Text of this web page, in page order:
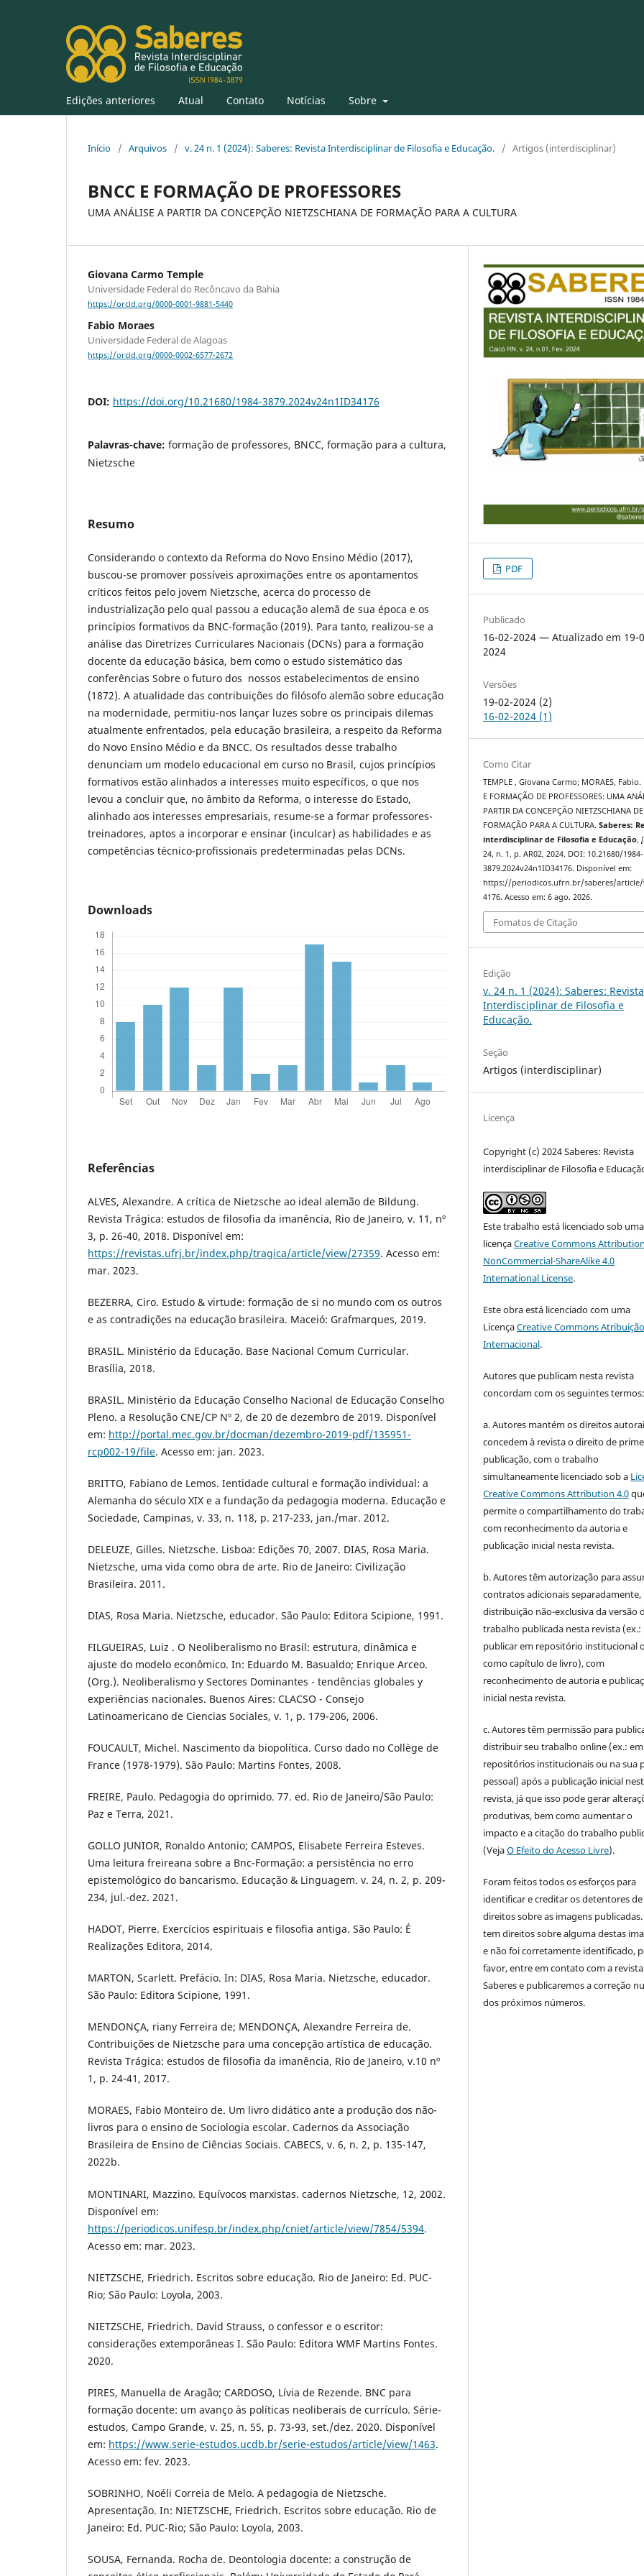
Edições anteriores Atual Contato Notícias Sobre
Início / Arquivos / v. 24 n. 1 (2024): Saberes: Revista Interdisciplinar de Filosofia e Educação. / Artigos (interdisciplinar)
BNCC E FORMAÇÃO DE PROFESSORES
UMA ANÁLISE A PARTIR DA CONCEPÇÃO NIETZSCHIANA DE FORMAÇÃO PARA A CULTURA
Giovana Carmo Temple
Universidade Federal do Recôncavo da Bahia
https://orcid.org/0000-0001-9881-5440
Fabio Moraes
Universidade Federal de Alagoas
https://orcid.org/0000-0002-6577-2672
DOI: https://doi.org/10.21680/1984-3879.2024v24n1ID34176
Palavras-chave: formação de professores, BNCC, formação para a cultura,
Nietzsche
Resumo
Considerando o contexto da Reforma do Novo Ensino Médio (2017),
buscou-se promover possíveis aproximações entre os apontamentos
críticos feitos pelo jovem Nietzsche, acerca do processo de
industrialização pelo qual passou a educação alemã de sua época e os
princípios formativos da BNC-formação (2019). Para tanto, realizou-se a
análise das Diretrizes Curriculares Nacionais (DCNs) para a formação
docente da educação básica, bem como o estudo sistemático das
conferências Sobre o futuro dos nossos estabelecimentos de ensino
(1872). A atualidade das contribuições do filósofo alemão sobre educação
na modernidade, permitiu-nos lançar luzes sobre os principais dilemas
atualmente enfrentados, pela educação brasileira, a respeito da Reforma
do Novo Ensino Médio e da BNCC. Os resultados desse trabalho
denunciam um modelo educacional em curso no Brasil, cujos princípios
formativos estão alinhados a interesses muito específicos, o que nos
levou a concluir que, no âmbito da Reforma, o interesse do Estado,
alinhado aos interesses empresariais, resume-se a formar professores-
treinadores, aptos a incorporar e ensinar (inculcar) as habilidades e as
competências técnico-profissionais predeterminadas pelas DCNs.
Downloads
Referências
ALVES, Alexandre. A crítica de Nietzsche ao ideal alemão de Bildung.
Revista Trágica: estudos de filosofia da imanência, Rio de Janeiro, v. 11, nº
3, p. 26-40, 2018. Disponível em:
https://revistas.ufrj.br/index.php/tragica/article/view/27359. Acesso em:
mar. 2023.
BEZERRA, Ciro. Estudo & virtude: formação de si no mundo com os outros
e as contradições na educação brasileira. Maceió: Grafmarques, 2019.
BRASIL. Ministério da Educação. Base Nacional Comum Curricular.
Brasília, 2018.
BRASIL. Ministério da Educação Conselho Nacional de Educação Conselho
Pleno. a Resolução CNE/CP Nº 2, de 20 de dezembro de 2019. Disponível
em: http://portal.mec.gov.br/docman/dezembro-2019-pdf/135951-
rcp002-19/file. Acesso em: jan. 2023.
BRITTO, Fabiano de Lemos. Ientidade cultural e formação individual: a
Alemanha do século XIX e a fundação da pedagogia moderna. Educação e
Sociedade, Campinas, v. 33, n. 118, p. 217-233, jan./mar. 2012.
DELEUZE, Gilles. Nietzsche. Lisboa: Edições 70, 2007. DIAS, Rosa Maria.
Nietzsche, uma vida como obra de arte. Rio de Janeiro: Civilização
Brasileira. 2011.
DIAS, Rosa Maria. Nietzsche, educador. São Paulo: Editora Scipione, 1991.
FILGUEIRAS, Luiz . O Neoliberalismo no Brasil: estrutura, dinâmica e
ajuste do modelo econômico. In: Eduardo M. Basualdo; Enrique Arceo.
(Org.). Neoliberalismo y Sectores Dominantes - tendências globales y
experiências nacionales. Buenos Aires: CLACSO - Consejo
Latinoamericano de Ciencias Sociales, v. 1, p. 179-206, 2006.
FOUCAULT, Michel. Nascimento da biopolítica. Curso dado no Collège de
France (1978-1979). São Paulo: Martins Fontes, 2008.
FREIRE, Paulo. Pedagogia do oprimido. 77. ed. Rio de Janeiro/São Paulo:
Paz e Terra, 2021.
GOLLO JUNIOR, Ronaldo Antonio; CAMPOS, Elisabete Ferreira Esteves.
Uma leitura freireana sobre a Bnc-Formação: a persistência no erro
epistemológico do bancarismo. Educação & Linguagem. v. 24, n. 2, p. 209-
234, jul.-dez. 2021.
HADOT, Pierre. Exercícios espirituais e filosofia antiga. São Paulo: É
Realizações Editora, 2014.
MARTON, Scarlett. Prefácio. In: DIAS, Rosa Maria. Nietzsche, educador.
São Paulo: Editora Scipione, 1991.
MENDONÇA, riany Ferreira de; MENDONÇA, Alexandre Ferreira de.
Contribuições de Nietzsche para uma concepção artística de educação.
Revista Trágica: estudos de filosofia da imanência, Rio de Janeiro, v.10 nº
1, p. 24-41, 2017.
MORAES, Fabio Monteiro de. Um livro didático ante a produção dos não-
livros para o ensino de Sociologia escolar. Cadernos da Associação
Brasileira de Ensino de Ciências Sociais. CABECS, v. 6, n. 2, p. 135-147,
2022b.
MONTINARI, Mazzino. Equívocos marxistas. cadernos Nietzsche, 12, 2002.
Disponível em:
https://periodicos.unifesp.br/index.php/cniet/article/view/7854/5394.
Acesso em: mar. 2023.
NIETZSCHE, Friedrich. Escritos sobre educação. Rio de Janeiro: Ed. PUC-
Rio; São Paulo: Loyola, 2003.
NIETZSCHE, Friedrich. David Strauss, o confessor e o escritor:
considerações extemporâneas I. São Paulo: Editora WMF Martins Fontes.
2020.
PIRES, Manuella de Aragão; CARDOSO, Lívia de Rezende. BNC para
formação docente: um avanço às políticas neoliberais de currículo. Série-
estudos, Campo Grande, v. 25, n. 55, p. 73-93, set./dez. 2020. Disponível
em: https://www.serie-estudos.ucdb.br/serie-estudos/article/view/1463.
Acesso em: fev. 2023.
SOBRINHO, Noéli Correia de Melo. A pedagogia de Nietzsche.
Apresentação. In: NIETZSCHE, Friedrich. Escritos sobre educação. Rio de
Janeiro: Ed. PUC-Rio; São Paulo: Loyola, 2003.
SOUSA, Fernanda. Rocha de. Deontologia docente: a construção de
PDF
Publicado
16-02-2024 — Atualizado em 19-
2024
Versões
19-02-2024 (2)
16-02-2024 (1)
Como Citar
TEMPLE , Giovana Carmo; MORAES, Fabio.
E FORMAÇÃO DE PROFESSORES: UMA
PARTIR DA CONCEPÇÃO NIETZSCHIANA DE
FORMAÇÃO PARA A CULTURA.Saberes:
interdisciplinar de Filosofia e Educação,
24, n. 1, p. AR02, 2024. DOI: 10.21680/1984-
3879.2024v24n1ID34176. Disponível em:
https://periodicos.ufrn.br/saberes/
4176. Acesso em: 6 ago. 2026.
Fomatos de Citação
Edição
v. 24 n. 1 (2024): Saberes: Revista
Interdisciplinar de Filosofia e
Educação.
Seção
Artigos (interdisciplinar)
Licença
Copyright (c) 2024 Saberes: Revista
interdisciplinar de Filosofia e
Este trabalho está licenciado sob uma
licençaCreative Commons
NonCommercial-ShareAlike 4.0
International License.
Este obra está licenciado com uma
LicençaCreative Commons
Internacional.
Autores que publicam nesta revista
concordam com os seguintes termos:
a. Autores mantém os direitos
concedem à revista o direito de
publicação, com o trabalho
simultaneamente licenciado sob a
Creative Commons Attribution 4.0
permite o compartilhamento do
com reconhecimento da autoria e
publicação inicial nesta revista.
b. Autores têm autorização para
contratos adicionais separadamente,
distribuição não-exclusiva da versão
trabalho publicada nesta revista (ex.:
publicar em repositório institucional
como capítulo de livro), com
reconhecimento de autoria e
inicial nesta revista.
c. Autores têm permissão para
distribuir seu trabalho online (ex.: em
repositórios institucionais ou na sua
pessoal) após a publicação inicial
revista, já que isso pode gerar
produtivas, bem como aumentar o
impacto e a citação do trabalho
(VejaO Efeito do Acesso Livre).
Foram feitos todos os esforços para
identificar e creditar os detentores de
direitos sobre as imagens publicadas.
tem direitos sobre alguma destas
e não foi corretamente identificado,
favor, entre em contato com a revista
Saberes e publicaremos a correção
dos próximos números.